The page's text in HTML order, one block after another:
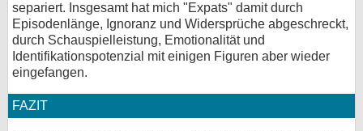
separiert. Insgesamt hat mich "Expats" damit durch
Episodenlänge, Ignoranz und Widersprüche abgeschreckt,
durch Schauspielleistung, Emotionalität und
Identifikationspotenzial mit einigen Figuren aber wieder
eingefangen.
FAZIT